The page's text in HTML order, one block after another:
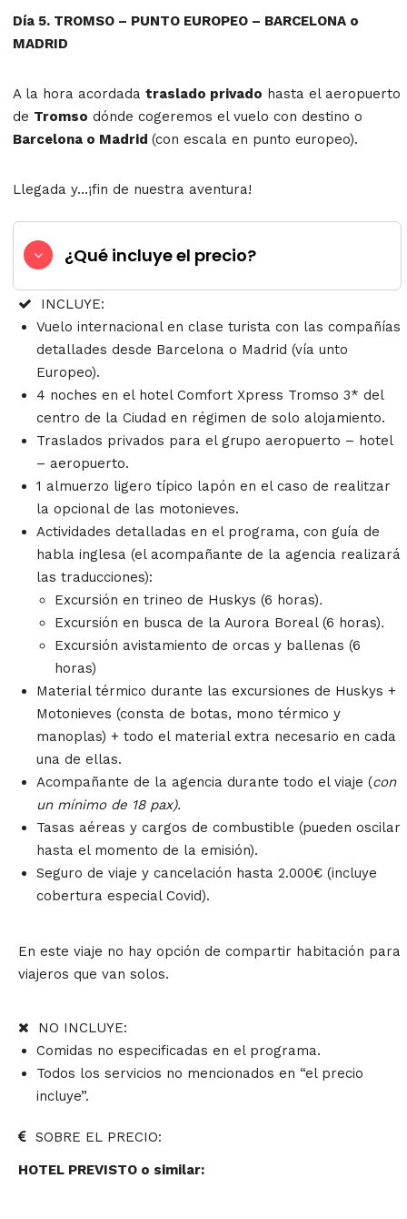
Día 5. TROMSO – PUNTO EUROPEO – BARCELONA o
MADRID
A la hora acordada traslado privado hasta el aeropuerto
de Tromso dónde cogeremos el vuelo con destino o
Barcelona o Madrid (con escala en punto europeo).
Llegada y…¡fin de nuestra aventura!
¿Qué incluye el precio?
INCLUYE:
Vuelo internacional en clase turista con las compañías
detallades desde Barcelona o Madrid (vía unto
Europeo).
4 noches en el hotel Comfort Xpress Tromso 3* del
centro de la Ciudad en régimen de solo alojamiento.
Traslados privados para el grupo aeropuerto – hotel
– aeropuerto.
1 almuerzo ligero típico lapón en el caso de realitzar
la opcional de las motonieves.
Actividades detalladas en el programa, con guía de
habla inglesa (el acompañante de la agencia realizará
las traducciones):
Excursión en trineo de Huskys (6 horas).
Excursión en busca de la Aurora Boreal (6 horas).
Excursión avistamiento de orcas y ballenas (6
horas)
Material térmico durante las excursiones de Huskys +
Motonieves (consta de botas, mono térmico y
manoplas) + todo el material extra necesario en cada
una de ellas.
Acompañante de la agencia durante todo el viaje (con
un mínimo de 18 pax).
Tasas aéreas y cargos de combustible (pueden oscilar
hasta el momento de la emisión).
Seguro de viaje y cancelación hasta 2.000€ (incluye
cobertura especial Covid).
En este viaje no hay opción de compartir habitación para
viajeros que van solos.
NO INCLUYE:
Comidas no especificadas en el programa.
Todos los servicios no mencionados en “el precio
incluye”.
SOBRE EL PRECIO:
HOTEL PREVISTO o similar: